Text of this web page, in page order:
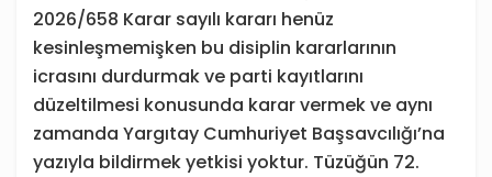
2026/658 Karar sayılı kararı henüz
kesinleşmemişken bu disiplin kararlarının
icrasını durdurmak ve parti kayıtlarını
düzeltilmesi konusunda karar vermek ve aynı
zamanda Yargıtay Cumhuriyet Başsavcılığı’na
yazıyla bildirmek yetkisi yoktur. Tüzüğün 72.